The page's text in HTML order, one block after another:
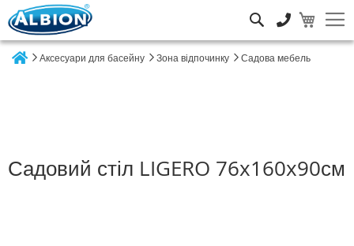
Аксесуари для басейну Зона відпочинку Садова мебель
Садовий стіл LIGERO 76x160x90см